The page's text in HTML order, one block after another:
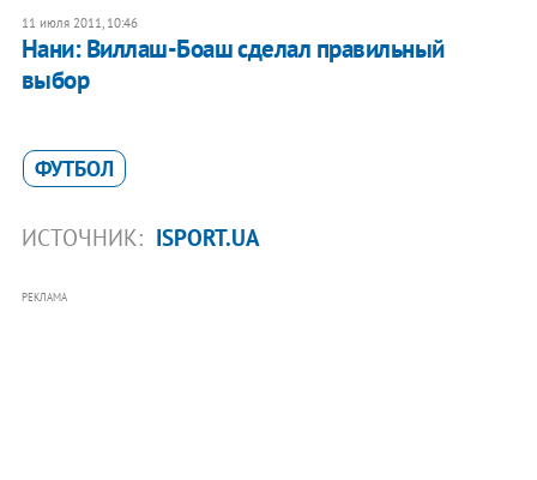
11 июля 2011, 10:46
Нани: Виллаш-Боаш сделал правильный
выбор
ФУТБОЛ
ИСТОЧНИК: ISPORT.UA
РЕКЛАМА